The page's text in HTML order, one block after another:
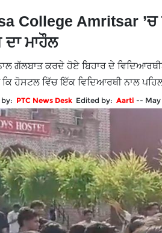
College Amritsar
ਮਾਹੌਲ
ਗੱਲਬਾਤ ਕਰਦੇ ਹੋਏ ਬਿਹਾਰ ਦੇ
ਹੋਸਟਲ ਵਿੱਚ ਇੱਕ ਵਿਦਿਆਰਥੀ ਨਾਲ
PTC News Desk Edited by: Aarti -- May